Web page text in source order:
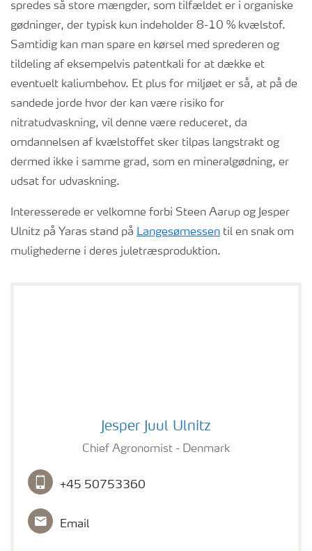
spredes så store mængder, som tilfældet er i organiske
gødninger, der typisk kun indeholder 8-10 % kvælstof.
Samtidig kan man spare en kørsel med sprederen og
tildeling af eksempelvis patentkali for at dække et
eventuelt kaliumbehov. Et plus for miljøet er så, at på de
sandede jorde hvor der kan være risiko for
nitratudvaskning, vil denne være reduceret, da
omdannelsen af kvælstoffet sker tilpas langstrakt og
dermed ikke i samme grad, som en mineralgødning, er
udsat for udvaskning.
Interesserede er velkomne forbi Steen Aarup og Jesper
Ulnitz på Yaras stand på Langesømessen til en snak om
mulighederne i deres juletræsproduktion.
Jesper Juul Ulnitz
Chief Agronomist - Denmark
+45 50753360
Email